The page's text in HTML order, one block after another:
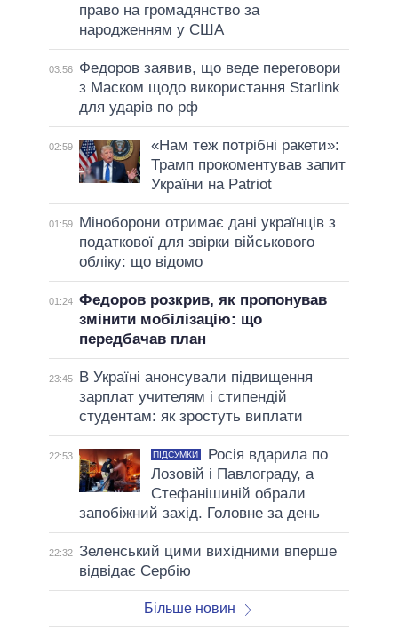
право на громадянство за
народженням у США
03:56
Федоров заявив, що веде переговори
з Маском щодо використання Starlink
для ударів по рф
02:59
«Нам теж потрібні ракети»:
Трамп прокоментував запит
України на Patriot
01:59
Міноборони отримає дані українців з
податкової для звірки військового
обліку: що відомо
01:24 Федоров розкрив, як пропонував
змінити мобілізацію: що
передбачав план
23:45
В Україні анонсували підвищення
зарплат учителям і стипендій
студентам: як зростуть виплати
22:53 ПІДСУМКИ
Росія вдарила по
Лозовій і Павлограду, а
Стефанішиній обрали
запобіжний захід. Головне за день
22:32 Зеленський цими вихідними вперше
відвідає Сербію
Більше новин